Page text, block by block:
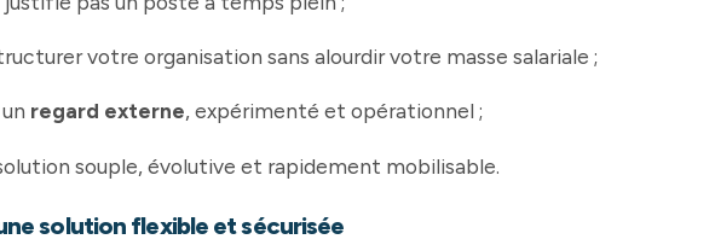
votre organisation sans alourdir votre masse salariale ;
regard externe, expérimenté et opérationnel ;
souple, évolutive et rapidement mobilisable.
solution flexible et sécurisée